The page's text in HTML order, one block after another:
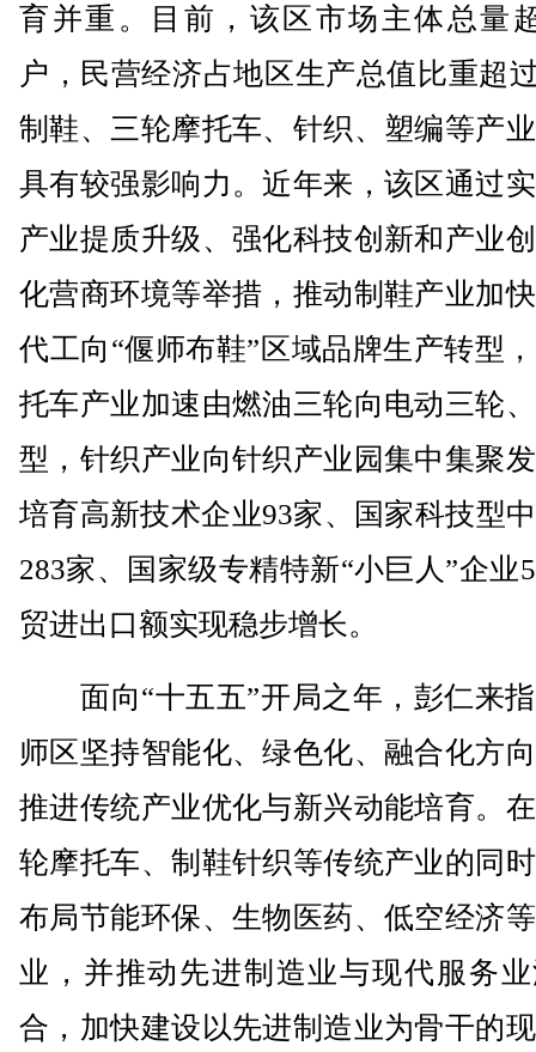
育并重。目前，该区市场主体总量
户，民营经济占地区生产总值比重超
制鞋、三轮摩托车、针织、塑编等产
具有较强影响力。近年来，该区通过
产业提质升级、强化科技创新和产业
化营商环境等举措，推动制鞋产业加
代工向“偃师布鞋”区域品牌生产转型
托车产业加速由燃油三轮向电动三轮
型，针织产业向针织产业园集中集聚
培育高新技术企业93家、国家科技型
283家、国家级专精特新“小巨人”企业
贸进出口额实现稳步增长。
面向“十五五”开局之年，彭仁来
师区坚持智能化、绿色化、融合化方
推进传统产业优化与新兴动能培育。
轮摩托车、制鞋针织等传统产业的同
布局节能环保、生物医药、低空经济
业，并推动先进制造业与现代服务
合，加快建设以先进制造业为骨干的